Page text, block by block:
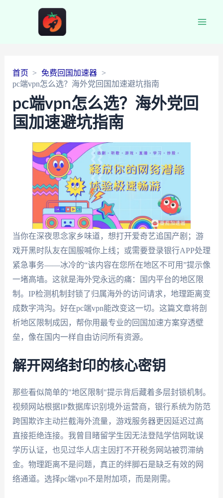
首页
免费回国加速器
pc端vpn怎么选？海外党回国加速避坑指南
pc端vpn怎么选？海外党回
国加速避坑指南
当你在深夜思念家乡味道，想打开爱奇艺追国产剧；游
戏开黑时队友在国服喊你上线；或需要登录银行APP处理
紧急事务——冰冷的“该内容在您所在地区不可用”提示像
一堵高墙。这就是海外党永远的痛：国内平台的地区限
制。IP检测机制封锁了归属海外的访问请求，地理距离变
成数字鸿沟。好在pc端vpn能改变这一切。这篇文章将剖
析地区限制成因，帮你用最专业的回国加速方案穿透壁
垒，像在国内一样自由访问所有资源。
解开网络封印的核心密钥
那些看似简单的"地区限制"提示背后藏着多层封锁机制。
视频网站根据IP数据库识别境外运营商，银行系统为防范
跨国欺诈主动拦截海外流量，游戏服务器更因延迟过高
直接拒绝连接。我曾目睹留学生因无法登陆学信网耽误
学历认证，也见过华人店主因打不开税务网站被罚滞纳
金。物理距离不是问题，真正的绊脚石是缺乏有效的网
络通道。选择pc端vpn不是附加项，而是刚需。